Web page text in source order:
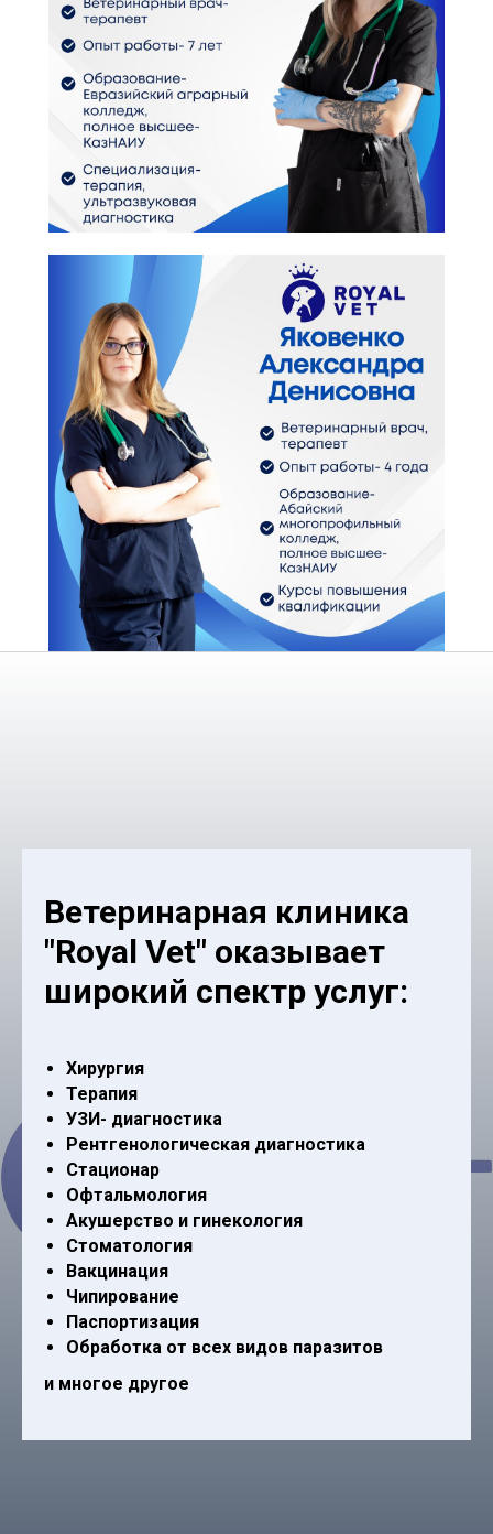
Ветеринарная клиника
"Royal Vet" оказывает
широкий спектр услуг:
Хирургия
Терапия
УЗИ- диагностика
Рентгенологическая диагностика
Стационар
Офтальмология
Акушерство и гинекология
Стоматология
Вакцинация
Чипирование
Паспортизация
Обработка от всех видов паразитов
и многое другое